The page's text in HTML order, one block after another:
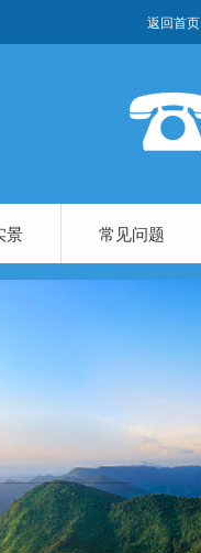
返回首页
景 常见问题